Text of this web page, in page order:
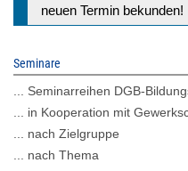
neuen Termin bekunden!
Seminare
... Seminarreihen DGB-
... in Kooperation mit
... nach Zielgruppe
... nach Thema